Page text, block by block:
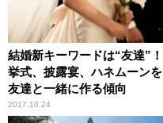
結婚新キーワードは“友達”！
挙式、披露宴、ハネムーンを
友達と一緒に作る傾向
2017.10.24